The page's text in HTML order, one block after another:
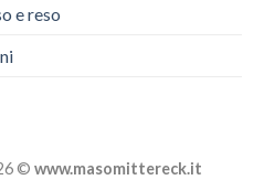
e reso
© www.masomittereck.it